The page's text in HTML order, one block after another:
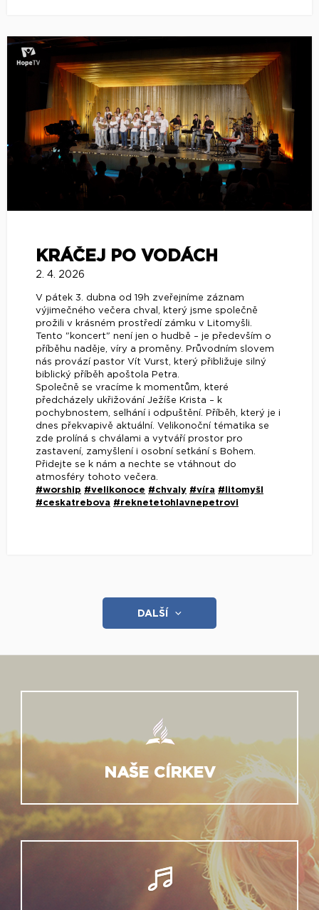
KRÁČEJ PO VODÁCH
2. 4. 2026
V pátek 3. dubna od 19h zveřejníme záznam
výjimečného večera chval, který jsme společně
prožili v krásném prostředí zámku v Litomyšli.
Tento "koncert" není jen o hudbě – je především o
příběhu naděje, víry a proměny. Průvodním slovem
nás provází pastor Vít Vurst, který přibližuje silný
biblický příběh apoštola Petra.
Společně se vracíme k momentům, které
předcházely ukřižování Ježíše Krista – k
pochybnostem, selhání i odpuštění. Příběh, který je i
dnes překvapivě aktuální. Velikonoční tématika se
zde prolíná s chválami a vytváří prostor pro
zastavení, zamyšlení i osobní setkání s Bohem.
Přidejte se k nám a nechte se vtáhnout do
atmosféry tohoto večera.
#worship #velikonoce #chvaly #víra #litomyšl
#ceskatrebova #reknetetohlavnepetrovi
DALŠÍ
NAŠE CÍRKEV